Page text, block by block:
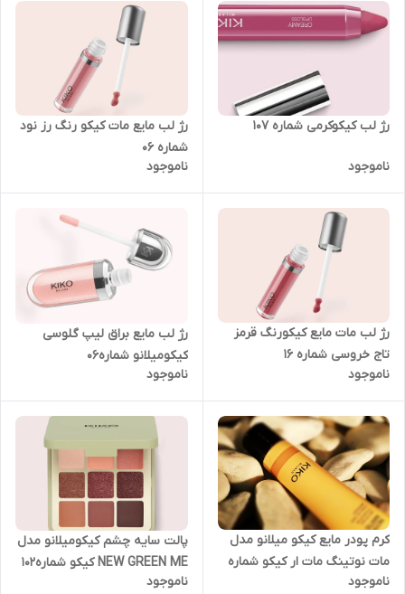
رژ لب کیکوکرمی شماره 107
ناموجود
رژ لب مایع مات کیکو رنگ رز نود
شماره 06
ناموجود
رژ لب مات مایع کیکورنگ قرمز
تاج خروسی شماره 16
ناموجود
رژ لب مایع براق لیپ گلوسی
کیکومیلانو شماره06
ناموجود
کرم پودر مایع کیکو میلانو مدل
مات نوتینگ مات ار کیکو شماره
1.5 N
ناموجود
پالت سایه چشم کیکومیلانو مدل
NEW GREEN ME کیکو شماره102
ناموجود